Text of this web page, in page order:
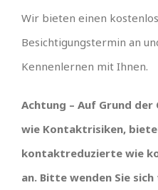
Wir bieten einen
Besichtigungstermin an
Kennenlernen mit Ihnen.
Achtung – Auf Grund
wie Kontaktrisiken,
kontaktreduzierte wie
an. Bitte wenden Sie